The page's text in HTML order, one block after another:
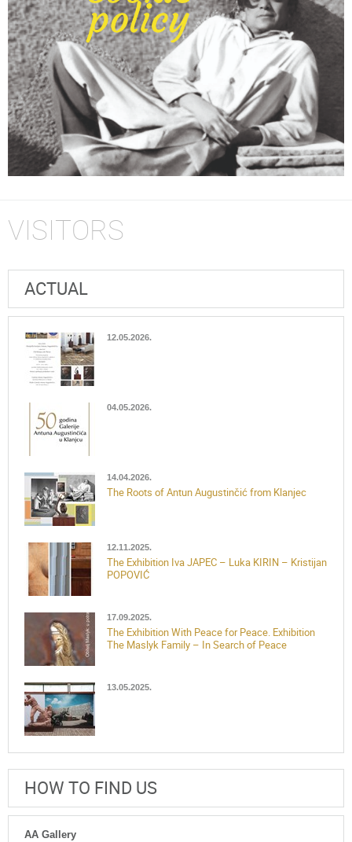
VISITORS
ACTUAL
12.05.2026.
04.05.2026.
14.04.2026.
The Roots of Antun Augustinčić from Klanjec
12.11.2025.
The Exhibition Iva JAPEC – Luka KIRIN – Kristijan
POPOVIĆ
17.09.2025.
The Exhibition With Peace for Peace. Exhibition
The Maslyk Family – In Search of Peace
13.05.2025.
HOW TO FIND US
AA Gallery